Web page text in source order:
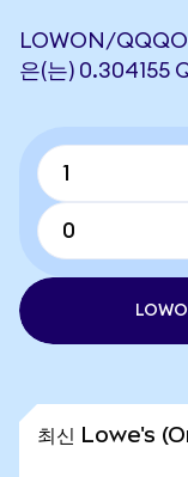
LOWON/
은(는) 0.304155
최신 Lowe's